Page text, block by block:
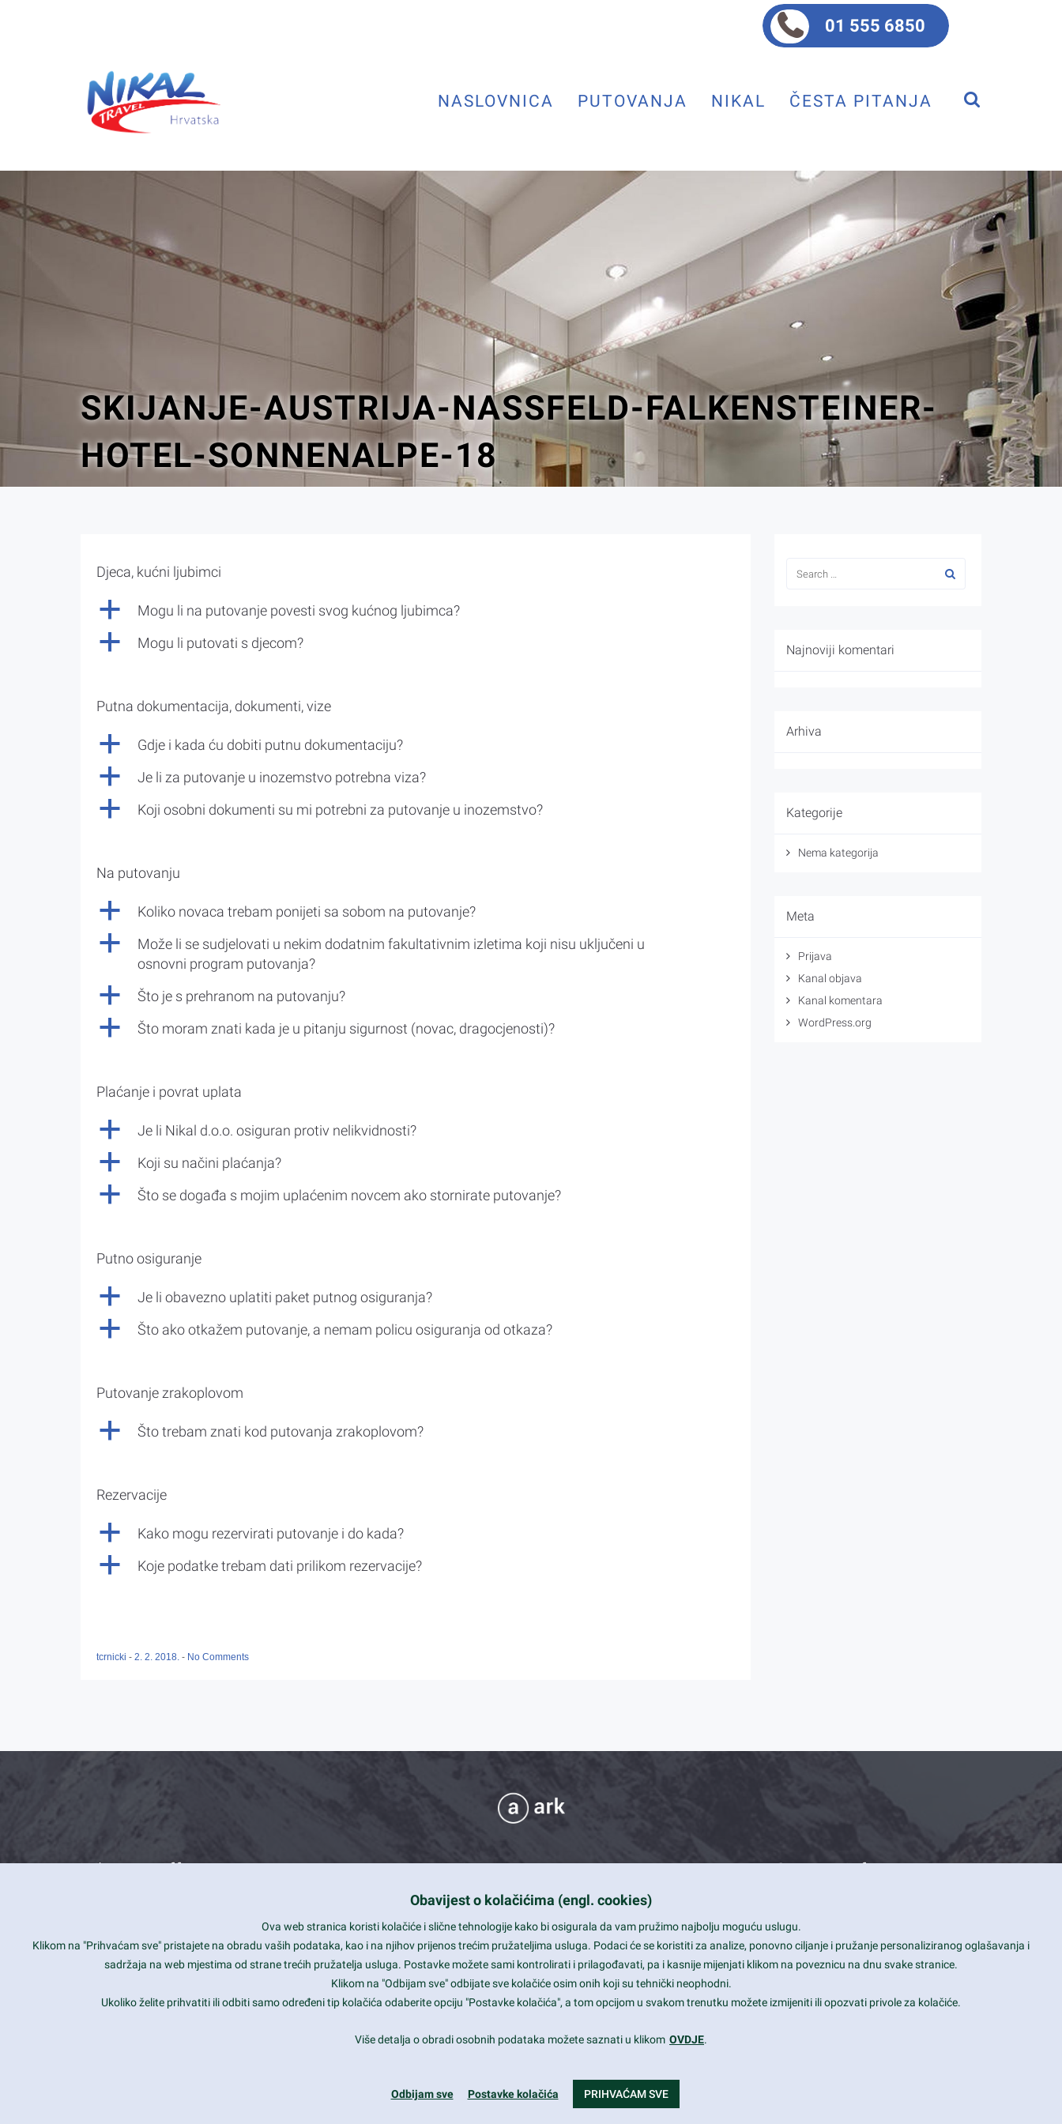
01 555 6850
NASLOVNICA PUTOVANJA NIKAL ČESTA PITANJA
SKIJANJE-AUSTRIJA-NASSFELD-FALKENSTEINER-
HOTEL-SONNENALPE-18
Djeca, kućni ljubimci
a Mogu li na putovanje povesti svog kućnog ljubimca?
a Mogu li putovati s djecom?
Putna dokumentacija, dokumenti, vize
a Gdje i kada ću dobiti putnu dokumentaciju?
a Je li za putovanje u inozemstvo potrebna viza?
a Koji osobni dokumenti su mi potrebni za putovanje u inozemstvo?
Na putovanju
a Koliko novaca trebam ponijeti sa sobom na putovanje?
a
Može li se sudjelovati u nekim dodatnim fakultativnim izletima koji nisu uključeni u
osnovni program putovanja?
a Što je s prehranom na putovanju?
a Što moram znati kada je u pitanju sigurnost (novac, dragocjenosti)?
Plaćanje i povrat uplata
a Je li Nikal d.o.o. osiguran protiv nelikvidnosti?
a Koji su načini plaćanja?
a Što se događa s mojim uplaćenim novcem ako stornirate putovanje?
Putno osiguranje
a Je li obavezno uplatiti paket putnog osiguranja?
a Što ako otkažem putovanje, a nemam policu osiguranja od otkaza?
Putovanje zrakoplovom
a Što trebam znati kod putovanja zrakoplovom?
Rezervacije
a Kako mogu rezervirati putovanje i do kada?
a Koje podatke trebam dati prilikom rezervacije?
tcrnicki - 2. 2. 2018. - No Comments
Najnoviji komentari
Arhiva
Kategorije
Nema kategorija
Meta
Prijava
Kanal objava
Kanal komentara
WordPress.org
What we offer
Is your website user friendly?
Ark offers weekly stunning designs.
Why our customers love Ark?
Smart and beautiful design
Unlimited Eelements
Mobile ready
Contact Info
View, CA 94043
+1 650-253-0000
Daily: 9:00 am - 6:00 pm
Obavijest o kolačićima (engl. cookies)
Ova web stranica koristi kolačiće i slične tehnologije kako bi osigurala da vam pružimo najbolju moguću uslugu.
Klikom na "Prihvaćam sve" pristajete na obradu vaših podataka, kao i na njihov prijenos trećim pružateljima usluga. Podaci će se koristiti za analize, ponovno ciljanje i pružanje personaliziranog oglašavanja i
sadržaja na web mjestima od strane trećih pružatelja usluga. Postavke možete sami kontrolirati i prilagođavati, pa i kasnije mijenjati klikom na poveznicu na dnu svake stranice.
Klikom na "Odbijam sve" odbijate sve kolačiće osim onih koji su tehnički neophodni.
Ukoliko želite prihvatiti ili odbiti samo određeni tip kolačića odaberite opciju "Postavke kolačića", a tom opcijom u svakom trenutku možete izmijeniti ili opozvati privole za kolačiće.
Više detalja o obradi osobnih podataka možete saznati u klikom OVDJE.
Odbijam sve Postavke kolačića PRIHVAĆAM SVE